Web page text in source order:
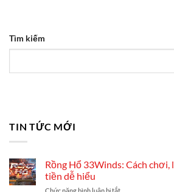
Tìm kiếm
TIN TỨC MỚI
Rồng Hổ 33Winds: Cách
tiền dễ hiểu
ở